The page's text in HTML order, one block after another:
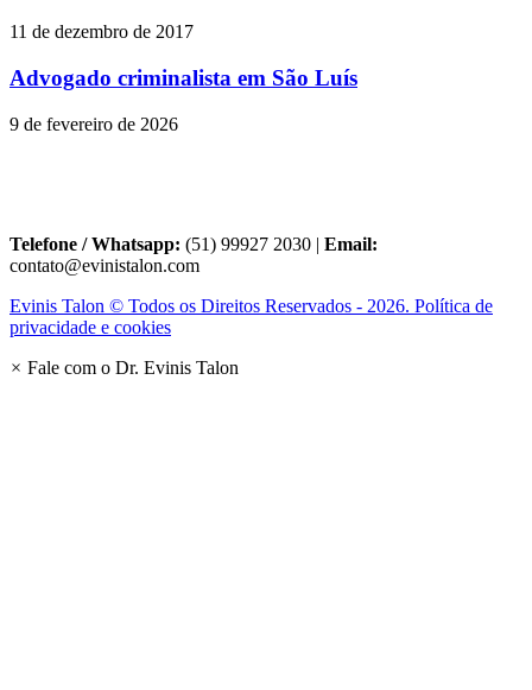
11 de dezembro de 2017
Advogado criminalista em São Luís
9 de fevereiro de 2026
Telefone / Whatsapp: (51) 99927 2030 | Email:
contato@evinistalon.com
Evinis Talon © Todos os Direitos Reservados - 2026. Política de
privacidade e cookies
× Fale com o Dr. Evinis Talon